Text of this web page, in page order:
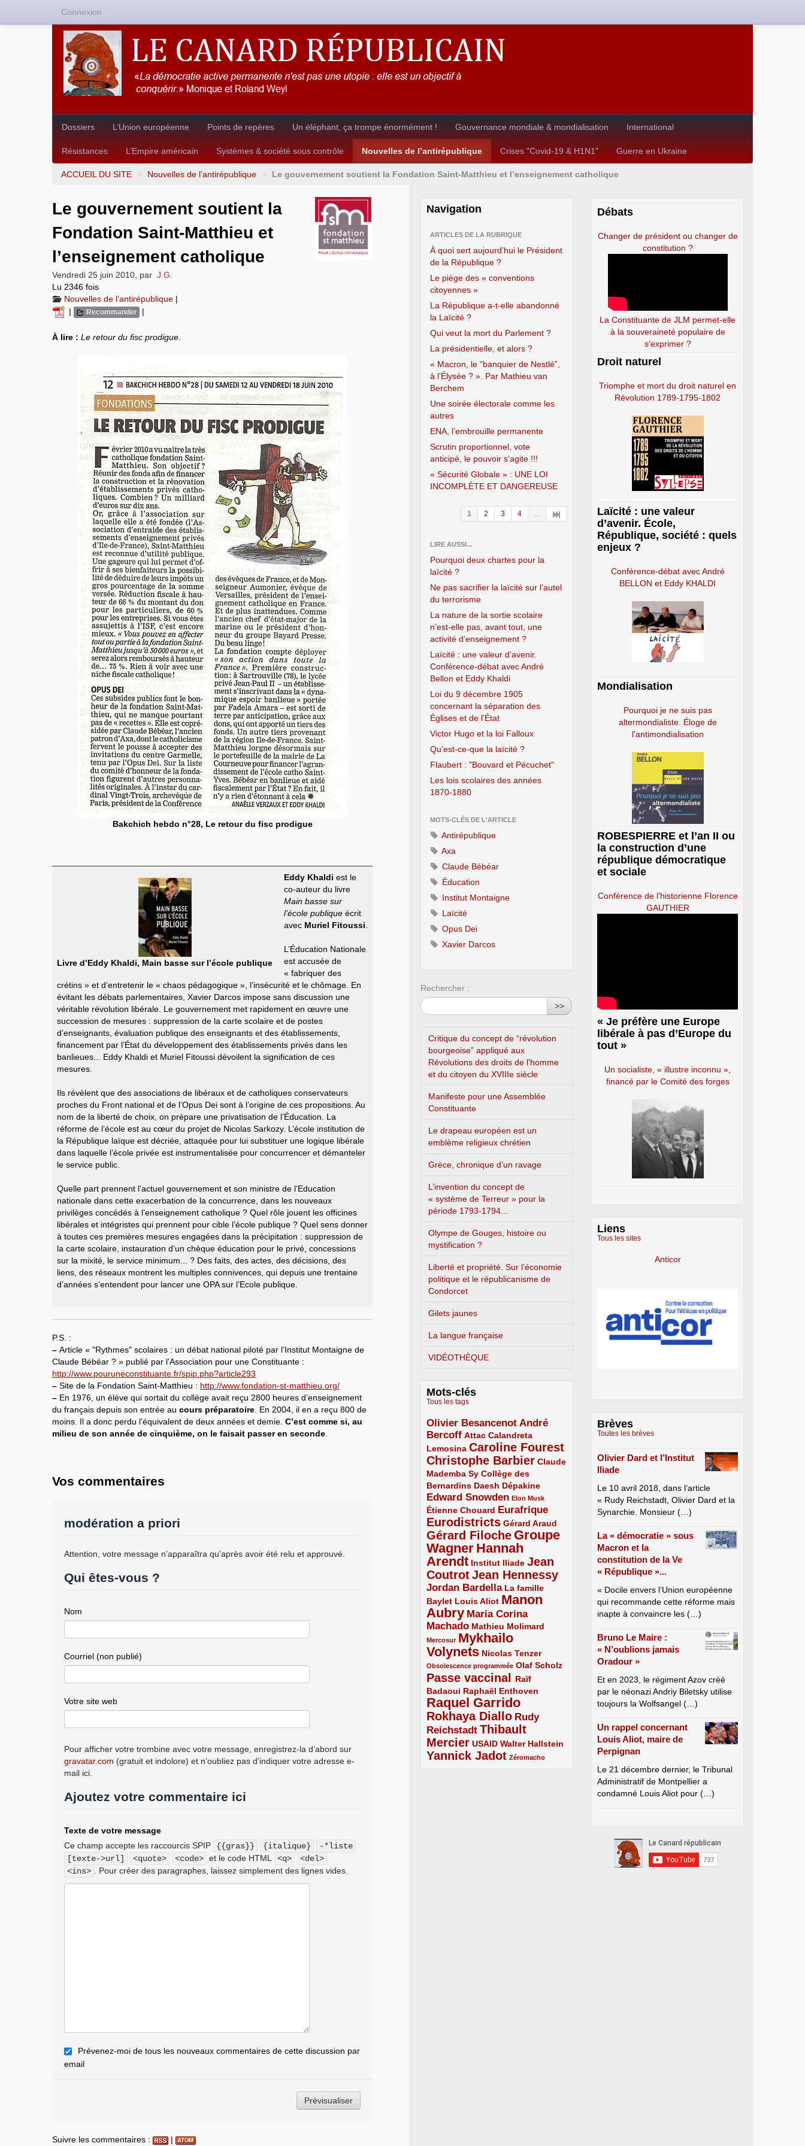
Dossiers L’Union européenne Points de repères Un éléphant, ça trompe énormément ! Gouvernance mondiale & mondialisation International
Résistances L’Empire américain Systèmes & société sous contrôle Nouvelles de l’antirépublique Crises "Covid-19 & H1N1" Guerre en Ukraine
ACCUEIL DU SITE > Nouvelles de l’antirépublique > Le gouvernement soutient la Fondation Saint-Matthieu et l’enseignement catholique
Le gouvernement soutient la
Fondation Saint-Matthieu et
l’enseignement catholique
Vendredi 25 juin 2010 par J.G.
Lu 2346 fois
Nouvelles de l’antirépublique |
|
Recommander |
À lire : Le retour du fisc prodigue
Bakchich hebdo n°28, Le retour du fisc prodigue
Livre d’Eddy Khaldi, Main basse sur l’école publique
Eddy Khaldi est le
co-auteur du livre
Main basse sur
l’école publique écrit
avec Muriel Fitoussi
L’Éducation Nationale
est accusée de
« fabriquer des
crétins » et d’entretenir le « chaos pédagogique », l’insécurité et le chômage. En
évitant les débats parlementaires, Xavier Darcos impose sans discussion une
véritable révolution libérale. Le gouvernement met rapidement en œuvre une
succession de mesures : suppression de la carte scolaire et de postes
d’enseignants, évaluation publique des enseignants et des établissements,
financement par l’État du développement des établissements privés dans les
banlieues... Eddy Khaldi et Muriel Fitoussi dévoilent la signification de ces
mesures.
Ils révèlent que des associations de libéraux et de catholiques conservateurs
proches du Front national et de l’Opus Dei sont à l’origine de ces propositions. Au
nom de la liberté de choix, on prépare une privatisation de l’Éducation. La
réforme de l’école est au cœur du projet de Nicolas Sarkozy. L’école institution de
la République laïque est décriée, attaquée pour lui substituer une logique libérale
dans laquelle l’école privée est instrumentalisée pour concurrencer et démanteler
le service public.
Quelle part prennent l’actuel gouvernement et son ministre de l’Education
nationale dans cette exacerbation de la concurrence, dans les nouveaux
privilèges concédés à l’enseignement catholique ? Quel rôle jouent les officines
libérales et intégristes qui prennent pour cible l’école publique ? Quel sens donner
à toutes ces premières mesures engagées dans la précipitation : suppression de
la carte scolaire, instauration d’un chèque éducation pour le privé, concessions
sur la mixité, le service minimum... ? Des faits, des actes, des décisions, des
liens, des réseaux montrent les multiples connivences, qui depuis une trentaine
d’années s’entendent pour lancer une OPA sur l’Ecole publique.
P.S. :
– Article « "Rythmes" scolaires : un débat national piloté par l’Institut Montaigne de
Claude Bébéar ? » publié par l’Association pour une Constituante :
http://www.pouruneconstituante.fr/spip.php?article293
– Site de la Fondation Saint-Matthieu : http://www.fondation-st-matthieu.org/
– En 1976, un élève qui sortait du collège avait reçu 2800 heures d’enseignement
du français depuis son entrée au cours préparatoire . En 2004, il en a reçu 800 de
moins. Il a donc perdu l’équivalent de deux années et demie. C’est comme si, au
milieu de son année de cinquième, on le faisait passer en seconde
Vos commentaires
modération a priori
Attention, votre message n’apparaîtra qu’après avoir été relu et approuvé.
Qui êtes-vous ?
Nom
Courriel (non publié)
Votre site web
Pour afficher votre trombine avec votre message, enregistrez-la d’abord sur
gravatar.com (gratuit et indolore) et n’oubliez pas d’indiquer votre adresse e-
mail ici.
Ajoutez votre commentaire ici
Texte de votre message
Ce champ accepte les raccourcis SPIP
{{gras}} {italique}
-*liste
[texte->url]
<quote> <code> et le code HTML <q>
<del>
<ins>
. Pour créer des paragraphes, laissez simplement des lignes vides.
Prévenez-moi de tous les nouveaux commentaires de cette discussion par
email
Suivre les commentaires : |
Navigation
ARTICLES DE LA RUBRIQUE
À quoi sert aujourd’hui le Président
de la République ?
Le piège des « conventions
citoyennes »
La République a-t-elle abandonné
la Laïcité ?
Qui veut la mort du Parlement ?
La présidentielle, et alors ?
« Macron, le “banquier de Nestlé”,
à l’Élysée ? ». Par Mathieu van
Berchem
Une soirée électorale comme les
autres
ENA, l’embrouille permanente
Scrutin proportionnel, vote
anticipé, le pouvoir s’agite !!!
« Sécurité Globale » : UNE LOI
INCOMPLÈTE ET DANGEREUSE
1 2 3 4 ...
LIRE AUSSI...
Pourquoi deux chartes pour la
laïcité ?
Ne pas sacrifier la laïcité sur l’autel
du terrorisme
La nature de la sortie scolaire
n’est-elle pas, avant tout, une
activité d’enseignement ?
Laïcité : une valeur d’avenir.
Conférence-débat avec André
Bellon et Eddy Khaldi
Loi du 9 décembre 1905
concernant la séparation des
Églises et de l’État
Victor Hugo et la loi Falloux
Qu’est-ce-que la laïcité ?
Flaubert : "Bouvard et Pécuchet"
Les lois scolaires des années
1870-1880
MOTS-CLÉS DE L'ARTICLE
Antirépublique
Axa
Claude Bébéar
Éducation
Institut Montaigne
Laïcité
Opus Dei
Xavier Darcos
Rechercher :
>>
Critique du concept de “révolution
bourgeoise” appliqué aux
Révolutions des droits de l’homme
et du citoyen du XVIIIe siècle
Manifeste pour une Assemblée
Constituante
Le drapeau européen est un
emblème religieux chrétien
Grèce, chronique d’un ravage
L’invention du concept de
« système de Terreur » pour la
période 1793-1794...
Olympe de Gouges, histoire ou
mystification ?
Liberté et propriété. Sur l’économie
politique et le républicanisme de
Condorcet
Gilets jaunes
La langue française
VIDÉOTHÈQUE
Mots-clés
Tous les tags
Olivier Besancenot
3/5
André
Bercoff
3/5 Attac
2/5
Calandreta
Lemosina
2/5 Caroline Fourest
4/5
Christophe Barbier
4/5
Claude
Mademba Sy
2/5
Collège des
Bernardins
2/5 Daesh
2/5 Dépakine
2/5
Edward Snowden
3/5 Elon Musk
1/5
Étienne Chouard
2/5 Eurafrique
3/5
Eurodistricts
4/5 Gérard Araud
2/5
Gérard Filoche
4/5
Groupe
Wagner
5/5
Hannah
Arendt
5/5 Institut Iliade
2/5
Jean
Coutrot
4/5 Jean Hennessy
4/5
Jordan Bardella
3/5
La famille
Baylet
2/5 Louis Aliot
2/5
Manon
Aubry
5/5
Maria Corina
Machado
3/5 Mathieu Molimard
2/5
Mercosur
1/5
Mykhailo
Volynets
5/5 Nicolas Tenzer
2/5
Obsolescence programmée
1/5 Olaf Scholz
2/5
Passe vaccinal
4/5
Raïf
Badaoui
2/5 Raphaël Enthoven
2/5
Raquel Garrido
5/5
Rokhaya Diallo
4/5
Rudy
Reichstadt
3/5
Thibault
Mercier
4/5 USAID
2/5 Walter Hallstein
2/5
Yannick Jadot
4/5 Zéromacho
1/5
Débats
Changer de président ou changer de
constitution ?
La Constituante de JLM permet-elle
à la souveraineté populaire de
s’exprimer ?
Droit naturel
Triomphe et mort du droit naturel en
Révolution 1789-1795-1802
Laïcité : une valeur
d’avenir. École,
République, société : quels
enjeux ?
Conférence-débat avec André
BELLON et Eddy KHALDI
Mondialisation
Pourquoi je ne suis pas
altermondialiste. Éloge de
l’antimondialisation
ROBESPIERRE et l’an II ou
la construction d’une
république démocratique
et sociale
Conférence de l’historienne Florence
GAUTHIER
« Je préfère une Europe
libérale à pas d’Europe du
tout »
Un socialiste, « illustre inconnu »,
financé par le Comité des forges
Liens
Tous les sites
Anticor
Brèves
Toutes les brèves
Olivier Dard et l’Institut
Iliade
Le 10 avril 2018, dans l’article
« Rudy Reichstadt, Olivier Dard et la
Synarchie. Monsieur (…)
La « démocratie » sous
Macron et la
constitution de la Ve
« République »...
« Docile envers l’Union européenne
qui recommande cette réforme mais
inapte à convaincre les (…)
Bruno Le Maire :
« N’oublions jamais
Oradour »
Et en 2023, le régiment Azov créé
par le néonazi Andriy Biletsky utilise
toujours la Wolfsangel (…)
Un rappel concernant
Louis Aliot, maire de
Perpignan
Le 21 décembre dernier, le Tribunal
Administratif de Montpellier a
condamné Louis Aliot pour (…)
Connexion